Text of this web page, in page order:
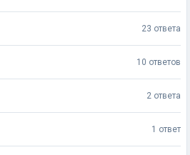
23 ответа
10 ответов
2 ответа
1 ответ